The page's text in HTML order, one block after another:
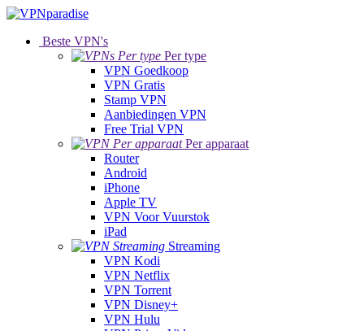
Beste VPN's
Per type
VPN Goedkoop
VPN Gratis
Stamp VPN
Aanbiedingen VPN
Free Trial VPN
Per apparaat
Router
Android
iPhone
Apple TV
VPN Voor Vuurstok
iPad
Streaming
VPN Kodi
VPN Netflix
VPN Torrent
VPN Disney+
VPN Hulu